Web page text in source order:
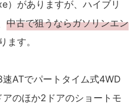
）がありますが、ハイブリ
中古で狙うならガソリンエン
ます。
ATでパートタイム式4WD
のほか2ドアのショートモ